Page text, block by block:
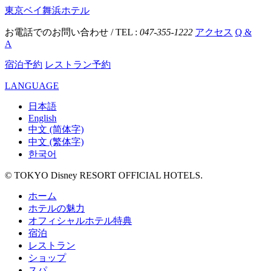
東京ベイ舞浜ホテル
お電話でのお問い合わせ / TEL : 047-355-1222 アクセス Q &
A
宿泊予約 レストラン予約
LANGUAGE
日本語
English
中文 (简体字)
中文 (繁体字)
한국어
© TOKYO Disney RESORT OFFICIAL HOTELS.
ホーム
ホテルの魅力
オフィシャルホテル特典
宿泊
レストラン
ショップ